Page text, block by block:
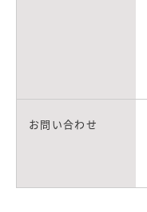
お問い合わせ